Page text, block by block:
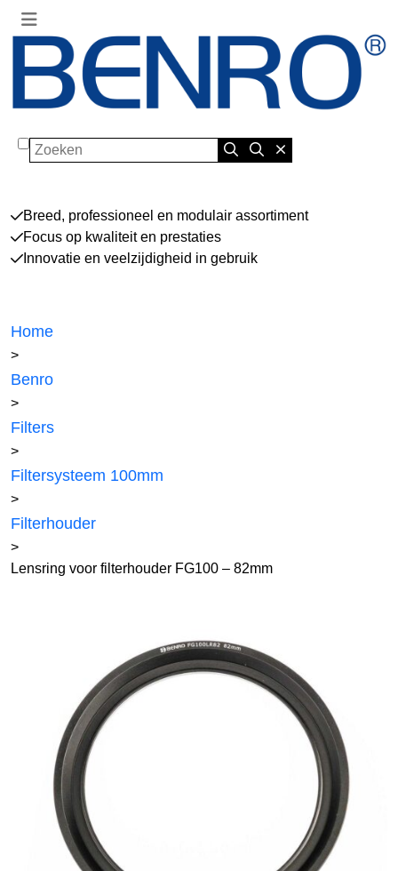
Zoeken
Breed, professioneel en modulair assortiment
Focus op kwaliteit en prestaties
Innovatie en veelzijdigheid in gebruik
Home
>
Benro
>
Filters
>
Filtersysteem 100mm
>
Filterhouder
>
Lensring voor filterhouder FG100 – 82mm